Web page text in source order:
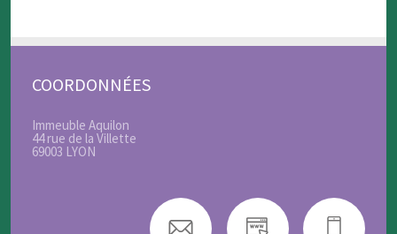
COORDONNÉES
Immeuble Aquilon
44 rue de la Villette
69003 LYON